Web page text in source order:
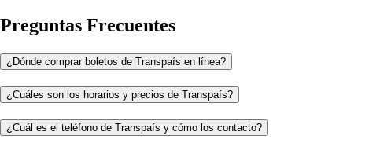
Preguntas Frecuentes
¿Dónde comprar boletos de Transpaís en línea?
¿Cuáles son los horarios y precios de Transpaís?
¿Cuál es el teléfono de Transpaís y cómo los contacto?